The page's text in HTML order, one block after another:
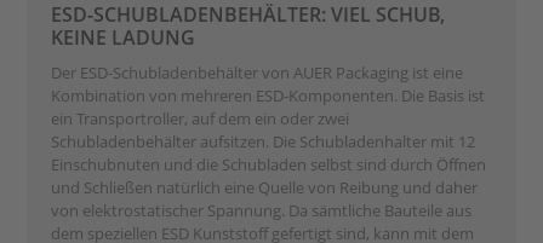
ESD-SCHUBLADENBEHÄLTER: VIEL SCHUB,
KEINE LADUNG
Der ESD-Schubladenbehälter von AUER Packaging ist eine
Kombination von mehreren ESD-Komponenten. Die Basis ist
ein Transportroller, auf dem ein oder zwei
Schubladenbehälter aufsitzen. Die Schubladenhalter mit 12
Einschubnuten und die Schubladen selbst sind durch Öffnen
und Schließen natürlich eine Quelle von Reibung und daher
von elektrostatischer Spannung. Da sämtliche Bauteile aus
dem speziellen ESD Kunststoff gefertigt sind, kann mit dem